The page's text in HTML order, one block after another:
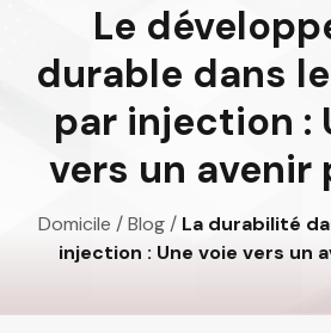
Le
durable dans
par injection :
vers un avenir
Domicile /Blog/ La durabilité
injection : Une voie vers un